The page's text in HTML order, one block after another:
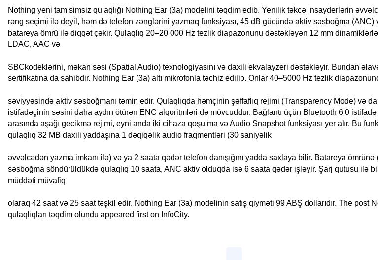
Nothing yeni tam simsiz qulaqlığı Nothing Ear (3a) modelini təqdim edib. Yenilik təkcə insayderlərin
rəng seçimi ilə deyil, həm də telefon zənglərini yazmaq funksiyası, 45 dB gücündə aktiv səsboğma (ANC)
batareya ömrü ilə diqqət çəkir. Qulaqlıq 20–20 000 Hz tezlik diapazonunu dəstəkləyən 12 mm
LDAC, AAC və
SBCkodeklərini, məkan səsi (Spatial Audio) texnologiyasını və daxili ekvalayzeri dəstəkləyir. Bundan
sertifikatına da sahibdir. Nothing Ear (3a) altı mikrofonla təchiz edilib. Onlar 40–5000 Hz tezlik
səviyyəsində aktiv səsboğmanı təmin edir. Qulaqlıqda həmçinin şəffaflıq rejimi (Transparency Mode) və
istifadəçinin səsini daha aydın ötürən ENC alqoritmləri də mövcuddur. Bağlantı üçün Bluetooth 6.0
arasında aşağı gecikmə rejimi, eyni anda iki cihaza qoşulma və Audio Snapshot funksiyası yer alır. Bu
qulaqlıq 32 MB daxili yaddaşına 1 dəqiqəlik audio fraqmentləri (30 saniyəlik
əvvəlcədən yazma imkanı ilə) və ya 2 saata qədər telefon danışığını yadda saxlaya bilir. Batareya
səsboğma söndürüldükdə qulaqlıq 10 saata, ANC aktiv olduqda isə 6 saata qədər işləyir. Şarj qutusu ilə
müddəti müvafiq
olaraq 42 saat və 25 saat təşkil edir. Nothing Ear (3a) modelinin satış qiyməti 99 ABŞ dollarıdır. The post
qulaqlıqları təqdim olundu appeared first on InfoCity.